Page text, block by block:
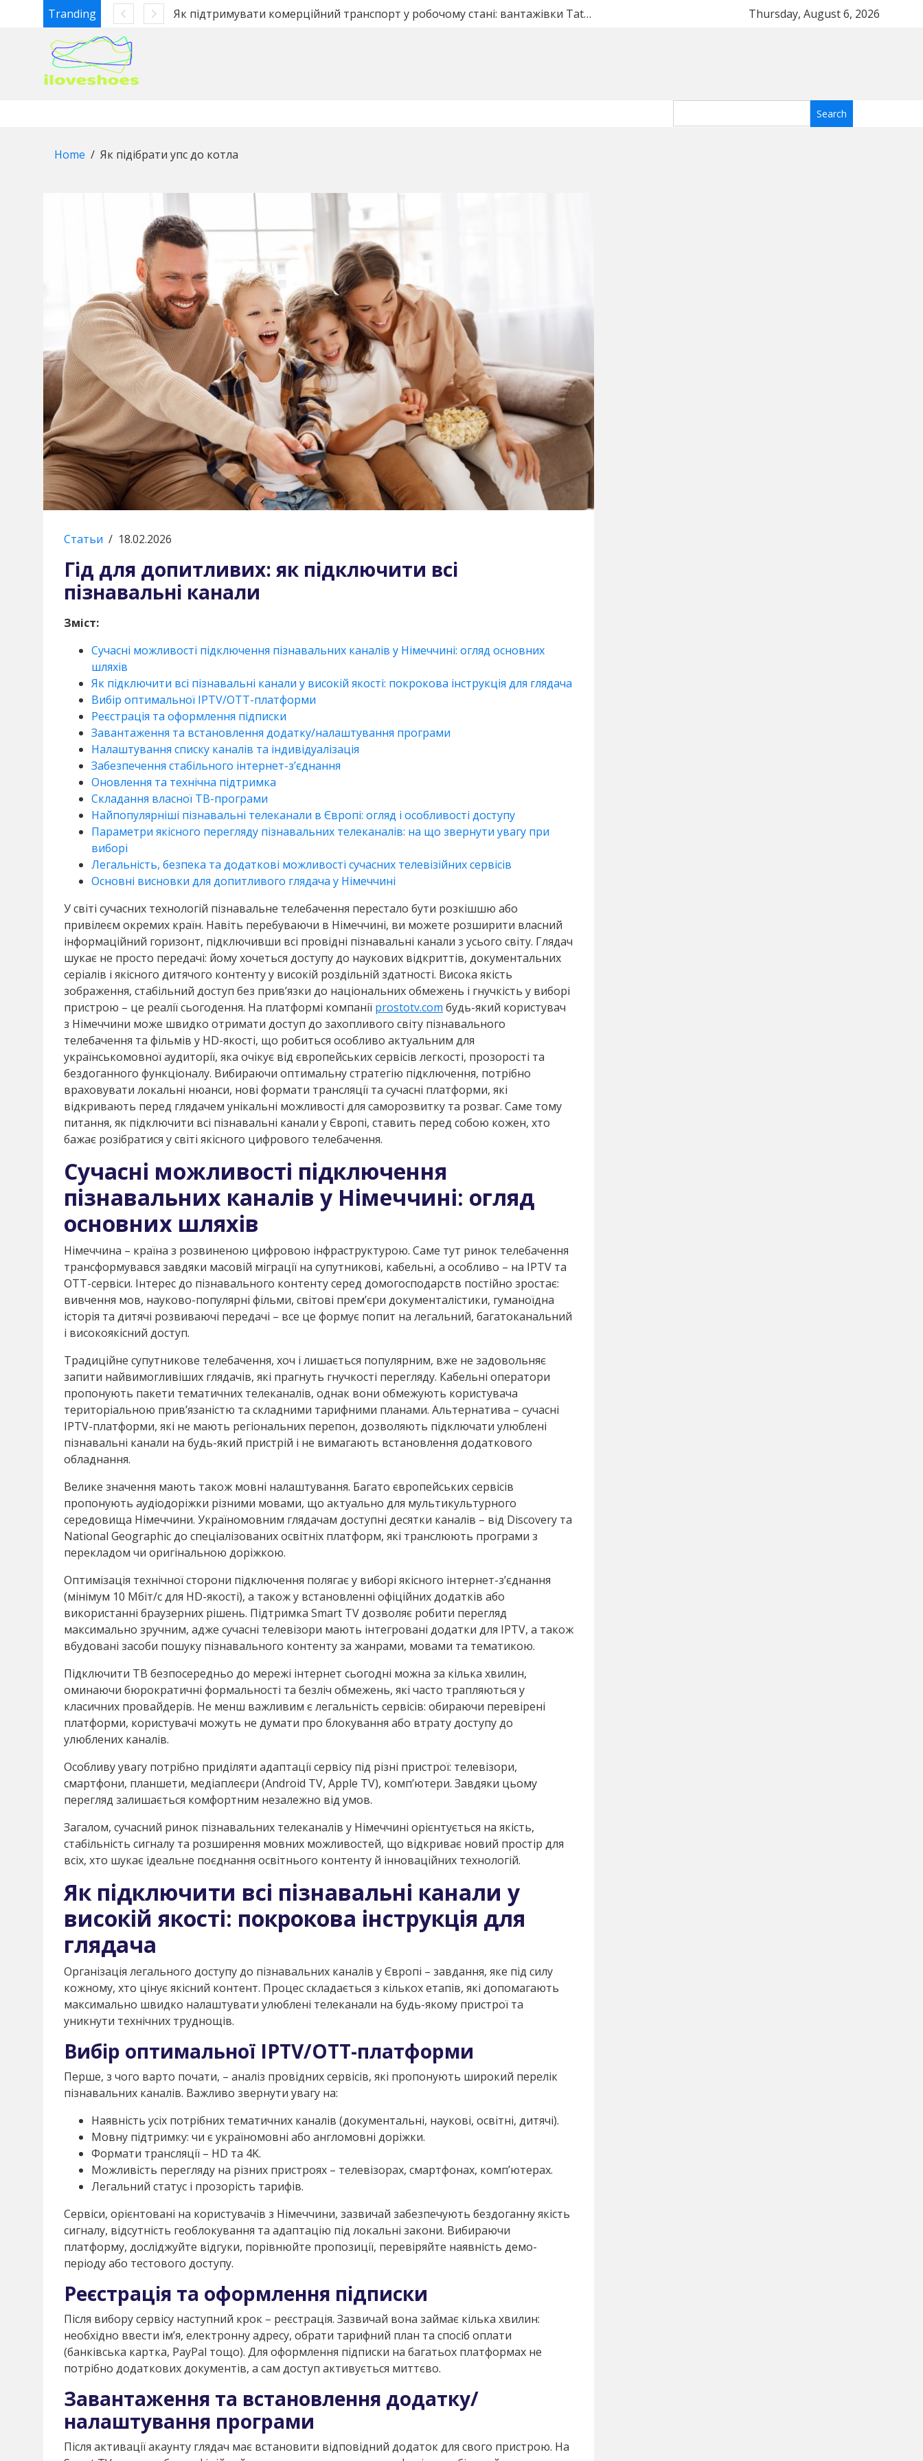
Skip
content
Tranding Як підтримувати комерційний транспорт у робочому стані: вантажівки Tatra та автобуси Автоматические ворота под ключ в Полтаве: что входит в стоимость Топ-5 тканей для летнего платья: какие
Thursday, August 6, 2026
Home Як підібрати упс до котла
Статьи / 18.02.2026
Гід для допитливих: як підключити всі
пізнавальні канали
Зміст:
Сучасні можливості підключення пізнавальних каналів у Німеччині: огляд основних
шляхів
Як підключити всі пізнавальні канали у високій якості: покрокова інструкція для глядача
Вибір оптимальної IPTV/OTT-платформи
Реєстрація та оформлення підписки
Завантаження та встановлення додатку/налаштування програми
Налаштування списку каналів та індивідуалізація
Забезпечення стабільного інтернет-з’єднання
Оновлення та технічна підтримка
Складання власної ТВ-програми
Найпопулярніші пізнавальні телеканали в Європі: огляд і особливості доступу
Параметри якісного перегляду пізнавальних телеканалів: на що звернути увагу при
виборі
Легальність, безпека та додаткові можливості сучасних телевізійних сервісів
Основні висновки для допитливого глядача у Німеччині
У світі сучасних технологій пізнавальне телебачення перестало бути розкішшю або
привілеєм окремих країн. Навіть перебуваючи в Німеччині, ви можете розширити власний
інформаційний горизонт, підключивши всі провідні пізнавальні канали з усього світу. Глядач
шукає не просто передачі: йому хочеться доступу до наукових відкриттів, документальних
серіалів і якісного дитячого контенту у високій роздільній здатності. Висока якість
зображення, стабільний доступ без прив’язки до національних обмежень і гнучкість у виборі
пристрою – це реалії сьогодення. На платформі компанії prostotv.com будь-який користувач
з Німеччини може швидко отримати доступ до захопливого світу пізнавального
телебачення та фільмів у HD-якості, що робиться особливо актуальним для
українськомовної аудиторії, яка очікує від європейських сервісів легкості, прозорості та
бездоганного функціоналу. Вибираючи оптимальну стратегію підключення, потрібно
враховувати локальні нюанси, нові формати трансляції та сучасні платформи, які
відкривають перед глядачем унікальні можливості для саморозвитку та розваг. Саме тому
питання, як підключити всі пізнавальні канали у Європі, ставить перед собою кожен, хто
бажає розібратися у світі якісного цифрового телебачення.
Сучасні можливості підключення
пізнавальних каналів у Німеччині: огляд
основних шляхів
Німеччина – країна з розвиненою цифровою інфраструктурою. Саме тут ринок телебачення
трансформувався завдяки масовій міграції на супутникові, кабельні, а особливо – на IPTV та
OTT-сервіси. Інтерес до пізнавального контенту серед домогосподарств постійно зростає:
вивчення мов, науково-популярні фільми, світові прем’єри документалістики, гуманоїдна
історія та дитячі розвиваючі передачі – все це формує попит на легальний, багатоканальний
і високоякісний доступ.
Традиційне супутникове телебачення, хоч і лишається популярним, вже не задовольняє
запити найвимогливіших глядачів, які прагнуть гнучкості перегляду. Кабельні оператори
пропонують пакети тематичних телеканалів, однак вони обмежують користувача
територіальною прив’язаністю та складними тарифними планами. Альтернатива – сучасні
IPTV-платформи, які не мають регіональних перепон, дозволяють підключати улюблені
пізнавальні канали на будь-який пристрій і не вимагають встановлення додаткового
обладнання.
Велике значення мають також мовні налаштування. Багато європейських сервісів
пропонують аудіодоріжки різними мовами, що актуально для мультикультурного
середовища Німеччини. Україномовним глядачам доступні десятки каналів – від Discovery та
National Geographic до спеціалізованих освітніх платформ, які транслюють програми з
перекладом чи оригінальною доріжкою.
Оптимізація технічної сторони підключення полягає у виборі якісного інтернет-з’єднання
(мінімум 10 Мбіт/с для HD-якості), а також у встановленні офіційних додатків або
використанні браузерних рішень. Підтримка Smart TV дозволяє робити перегляд
максимально зручним, адже сучасні телевізори мають інтегровані додатки для IPTV, а також
вбудовані засоби пошуку пізнавального контенту за жанрами, мовами та тематикою.
Підключити ТВ безпосередньо до мережі інтернет сьогодні можна за кілька хвилин,
оминаючи бюрократичні формальності та безліч обмежень, які часто трапляються у
класичних провайдерів. Не менш важливим є легальність сервісів: обираючи перевірені
платформи, користувачі можуть не думати про блокування або втрату доступу до
улюблених каналів.
Особливу увагу потрібно приділяти адаптації сервісу під різні пристрої: телевізори,
смартфони, планшети, медіаплеєри (Android TV, Apple TV), комп’ютери. Завдяки цьому
перегляд залишається комфортним незалежно від умов.
Загалом, сучасний ринок пізнавальних телеканалів у Німеччині орієнтується на якість,
стабільність сигналу та розширення мовних можливостей, що відкриває новий простір для
всіх, хто шукає ідеальне поєднання освітнього контенту й інноваційних технологій.
Як підключити всі пізнавальні канали у
високій якості: покрокова інструкція для
глядача
Організація легального доступу до пізнавальних каналів у Європі – завдання, яке під силу
кожному, хто цінує якісний контент. Процес складається з кількох етапів, які допомагають
максимально швидко налаштувати улюблені телеканали на будь-якому пристрої та
уникнути технічних труднощів.
Вибір оптимальної IPTV/OTT-платформи
Перше, з чого варто почати, – аналіз провідних сервісів, які пропонують широкий перелік
пізнавальних каналів. Важливо звернути увагу на:
Наявність усіх потрібних тематичних каналів (документальні, наукові, освітні, дитячі).
Мовну підтримку: чи є україномовні або англомовні доріжки.
Формати трансляції – HD та 4K.
Можливість перегляду на різних пристроях – телевізорах, смартфонах, комп’ютерах.
Легальний статус і прозорість тарифів.
Сервіси, орієнтовані на користувачів з Німеччини, зазвичай забезпечують бездоганну якість
сигналу, відсутність геоблокування та адаптацію під локальні закони. Вибираючи
платформу, досліджуйте відгуки, порівнюйте пропозиції, перевіряйте наявність демо-
періоду або тестового доступу.
Реєстрація та оформлення підписки
Після вибору сервісу наступний крок – реєстрація. Зазвичай вона займає кілька хвилин:
необхідно ввести ім’я, електронну адресу, обрати тарифний план та спосіб оплати
(банківська картка, PayPal тощо). Для оформлення підписки на багатьох платформах не
потрібно додаткових документів, а сам доступ активується миттєво.
Завантаження та встановлення додатку/
налаштування програми
Після активації акаунту глядач має встановити відповідний додаток для свого пристрою. На